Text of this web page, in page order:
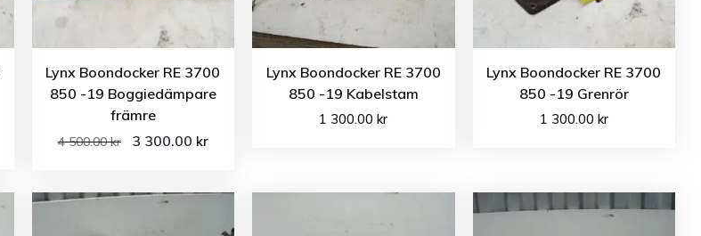
Lynx Boondocker RE 3700
850 -19 Boggiedämpare
främre
4 500.00kr 3 300.00 kr
Lynx Boondocker RE 3700
850 -19 Kabelstam
1 300.00kr
Lynx Boondocker RE 3700
850 -19 Grenrör
1 300.00 kr